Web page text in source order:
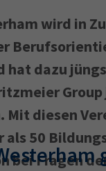
wird in
dazu
diesen
als 50
bei Fragen